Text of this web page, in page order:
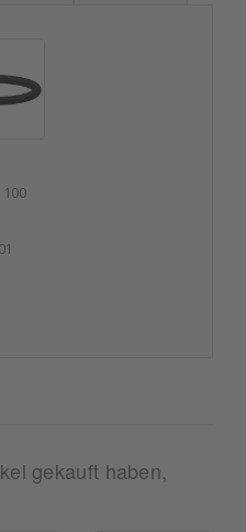
gekauft haben,